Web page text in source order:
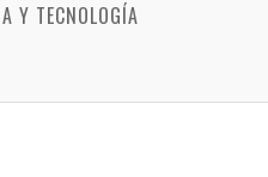
Y TECNOLOGÍA